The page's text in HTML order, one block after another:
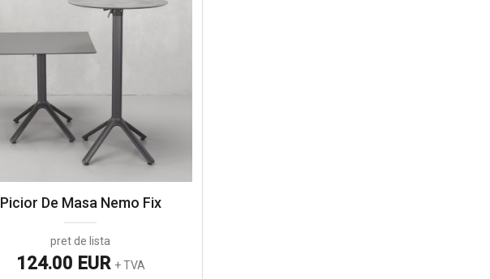
Picior De Masa Nemo Fix
pret de lista
124.00 EUR + TVA